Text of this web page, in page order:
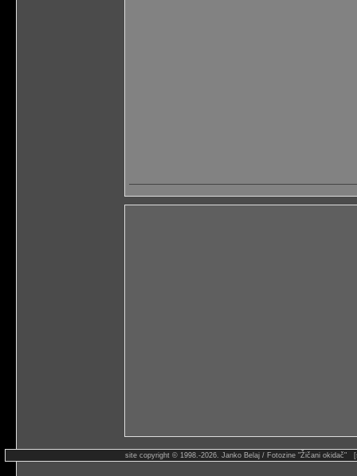
site copyright © 1998.-2026. Janko Belaj / Fotozine "Žičani okidač"